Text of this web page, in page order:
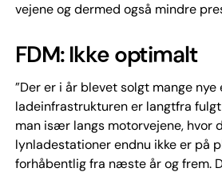
vejene og dermed også mindre
FDM: Ikke optimalt
”Der er i år blevet solgt mange nye
ladeinfrastrukturen er langtfra
man især langs motorvejene, hvor
lynladestationer endnu ikke er på
forhåbentlig fra næste år og frem.